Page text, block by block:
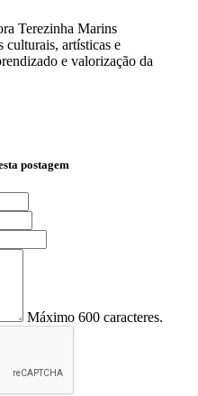
postagem
Máximo 600 caracteres.